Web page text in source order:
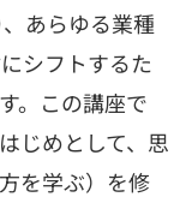
あらゆる業種
シフトするた
。この講座で
じめとして、思
を学ぶ）を修